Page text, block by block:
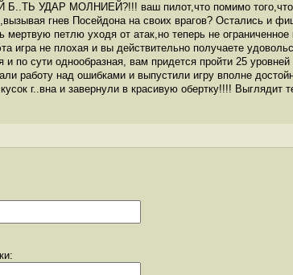
Б..ТЬ УДАР МОЛНИЕЙ?!!! ваш пилот,что помимо
гнев Посейдона на своих врагов? Остались и
петлю уходя от атак,но теперь не ограниченное
игра не плохая и вы действительно получаете
по сути однообразная, вам придется пройти 25
работу над ошибками и выпустили игру вполне
г..вна и завернули в красивую обертку!!!! Выглядит